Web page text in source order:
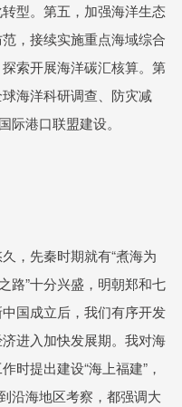
型。第五，加强海洋生态
，接续实施重点海域综合
索开展海洋碳汇核算。第
海洋科研调查、防灾减
际港口联盟建设。
，先秦时期就有“煮海为
路”十分兴盛，明朝郑和七
国成立后，我们有序开发
进入加快发展期。我对海
时提出建设“海上福建”，
沿海地区考察，都强调大